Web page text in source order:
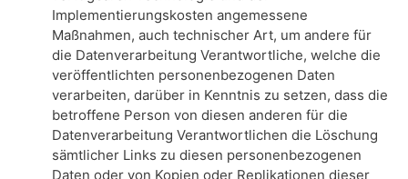
Implementierungskosten angemessene
Maßnahmen, auch technischer Art, um andere für
die Datenverarbeitung Verantwortliche, welche die
veröffentlichten personenbezogenen Daten
verarbeiten, darüber in Kenntnis zu setzen, dass die
betroffene Person von diesen anderen für die
Datenverarbeitung Verantwortlichen die Löschung
sämtlicher Links zu diesen personenbezogenen
Daten oder von Kopien oder Replikationen dieser